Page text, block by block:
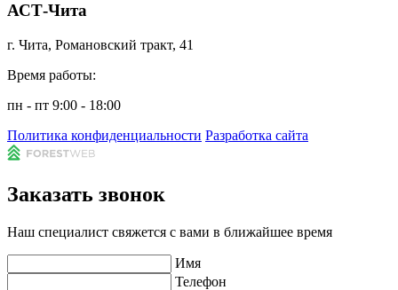
АСТ-Чита
г. Чита, Романовский тракт, 41
Время работы:
пн - пт 9:00 - 18:00
Политика конфиденциальности Разработка сайта
Заказать звонок
Наш специалист свяжется с вами в ближайшее время
Имя
Телефон